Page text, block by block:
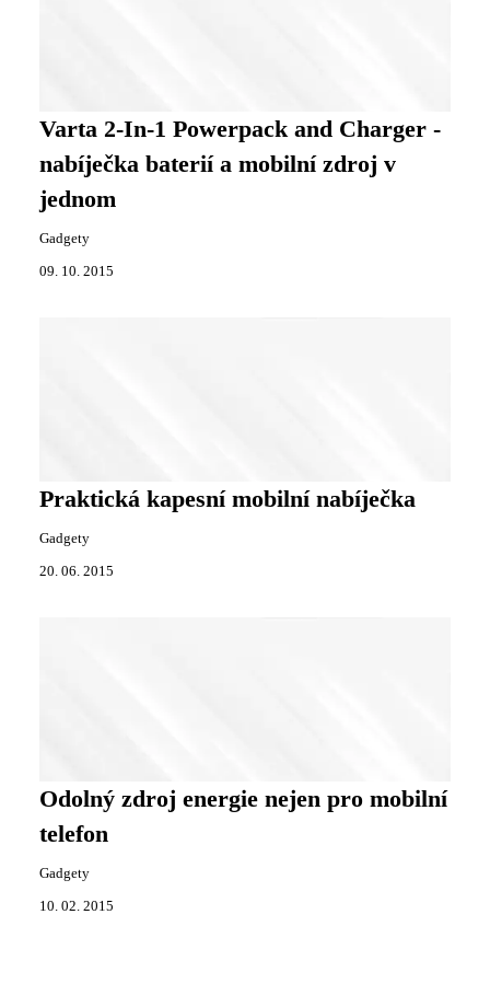
Varta 2-In-1 Powerpack and Charger -
nabíječka baterií a mobilní zdroj v
jednom
Gadgety
09. 10. 2015
Praktická kapesní mobilní nabíječka
Gadgety
20. 06. 2015
Odolný zdroj energie nejen pro mobilní
telefon
Gadgety
10. 02. 2015